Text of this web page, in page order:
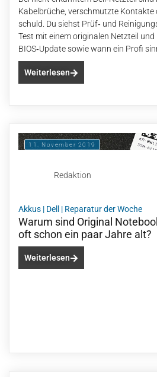
Kabelbrüche, verschmutzte Kontakte
schuld. Du siehst Prüf‑ und
Test mit einem originalen Netzteil
BIOS‑Update sowie wann ein Profi
Weiterlesen
11. November 2019
Redaktion
Akkus | Dell | Reparatur der Woche
Warum sind Original
oft schon ein paar Jahre alt?
Weiterlesen